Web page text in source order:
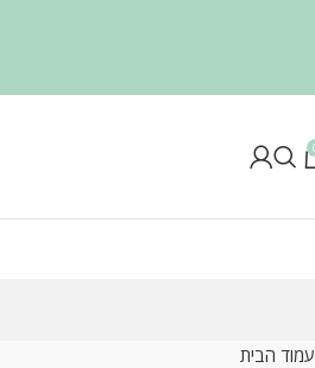
עמוד הבית